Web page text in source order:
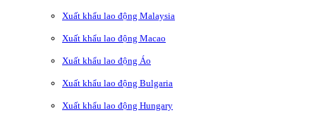
Xuất khẩu lao động Malaysia
Xuất khẩu lao động Macao
Xuất khẩu lao động Áo
Xuất khẩu lao động Bulgaria
Xuất khẩu lao động Hungary